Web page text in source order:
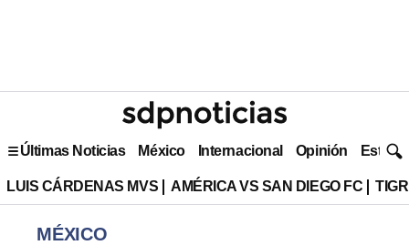
Últimas Noticias México Internacional Opinión Estilo
LUIS CÁRDENAS MVS AMÉRICA VS SAN DIEGO FC
MÉXICO